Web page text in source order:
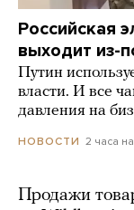
Российская
выходит из-
Путин
власти. И все
давления на
НОВОСТИ 2 часа
Продажи